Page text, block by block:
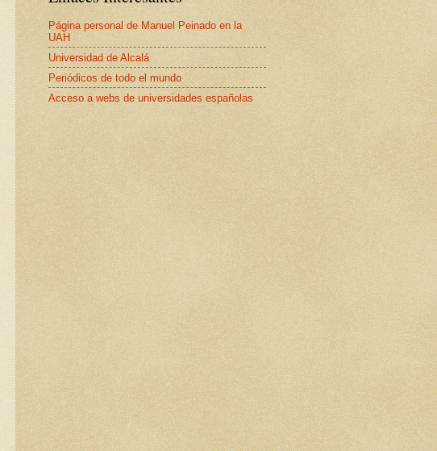
Página personal de Manuel Peinado en la
UAH
Universidad de Alcalá
Periódicos de todo el mundo
Acceso a webs de universidades españolas